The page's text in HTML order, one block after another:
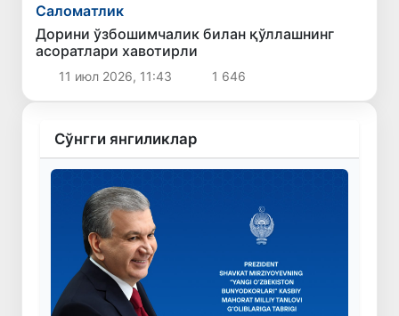
Саломатлик
Дорини ўзбошимчалик билан қўллашнинг
асоратлари хавотирли
11 июл 2026, 11:43 1 646
Сўнгги янгиликлар